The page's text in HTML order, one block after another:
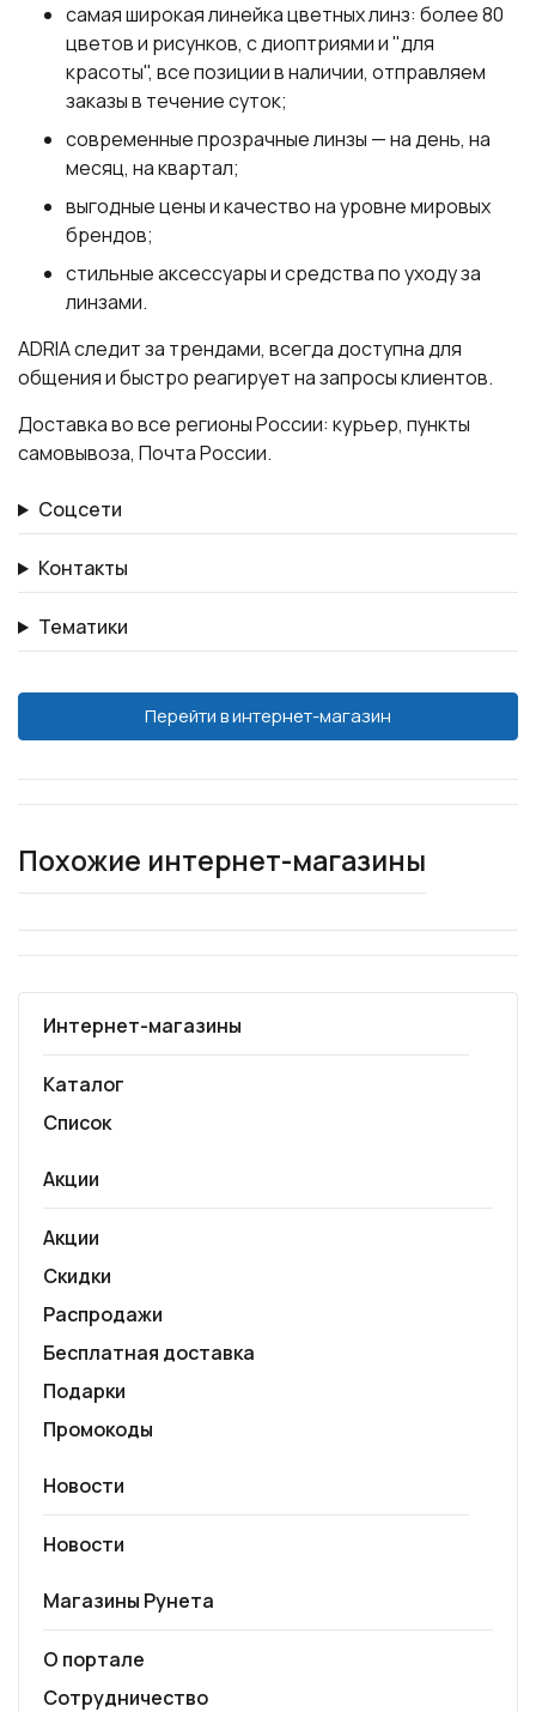
самая широкая линейка цветных линз: более 80
цветов и рисунков, с диоптриями и "для
красоты", все позиции в наличии, отправляем
заказы в течение суток;
современные прозрачные линзы — на день, на
месяц, на квартал;
выгодные цены и качество на уровне мировых
брендов;
стильные аксессуары и средства по уходу за
линзами.
ADRIA следит за трендами, всегда доступна для
общения и быстро реагирует на запросы клиентов.
Доставка во все регионы России: курьер, пункты
самовывоза, Почта России.
Соцсети
Контакты
Тематики
Перейти в интернет-магазин
Похожие интернет-магазины
Интернет-магазины
Каталог
Список
Акции
Акции
Скидки
Распродажи
Бесплатная доставка
Подарки
Промокоды
Новости
Новости
Магазины Рунета
О портале
Сотрудничество